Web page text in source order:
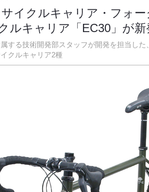
イクルキャリア・フォー
ルキャリア「EC30」が
する技術開発部スタッフが開発を担当した
クルキャリア2種